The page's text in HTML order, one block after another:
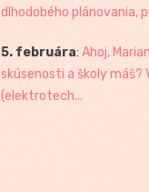
dlhodobého plánovania,
5. februára: Ahoj,
skúsenosti a školy máš?
(elektrotech...